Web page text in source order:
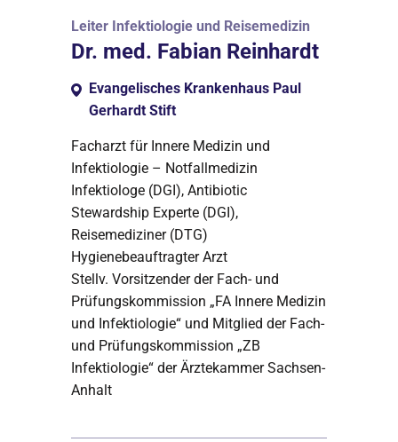
Leiter Infektiologie und Reisemedizin
Dr. med. Fabian Reinhardt
Evangelisches Krankenhaus Paul
Gerhardt Stift
Facharzt für Innere Medizin und
Infektiologie – Notfallmedizin
Infektiologe (DGI), Antibiotic
Stewardship Experte (DGI),
Reisemediziner (DTG)
Hygienebeauftragter Arzt
Stellv. Vorsitzender der Fach- und
Prüfungskommission „FA Innere Medizin
und Infektiologie“ und Mitglied der Fach-
und Prüfungskommission „ZB
Infektiologie“ der Ärztekammer Sachsen-
Anhalt